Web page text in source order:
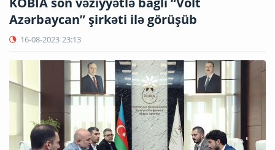
Azərbaycan” şirkəti ilə görüşüb
16-08-2023 23:13